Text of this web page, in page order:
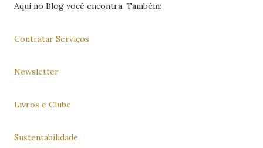
Aqui no Blog você encontra, Também:
Contratar Serviços
Newsletter
Livros e Clube
Sustentabilidade